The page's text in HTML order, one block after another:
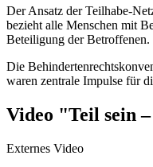
Der Ansatz der Teilhabe-
bezieht alle Menschen mit
Beteiligung der Betroffenen.
Die
waren zentrale Impulse für
Video "Teil sein
Externes Video